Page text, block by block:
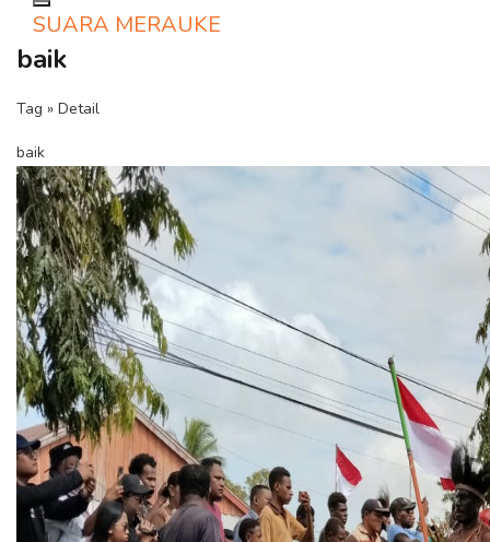
Toggle navigation
SUARA MERAUKE
baik
Tag » Detail
baik